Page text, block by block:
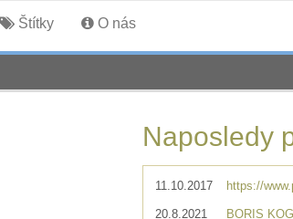
Štítky O nás
Naposledy
11.10.2017 https://
20.8.2021
BORIS